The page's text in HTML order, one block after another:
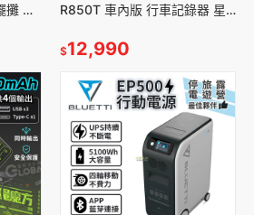
攤 車
R850T 車內版 行車記錄器 星
電子後視鏡
$12,990